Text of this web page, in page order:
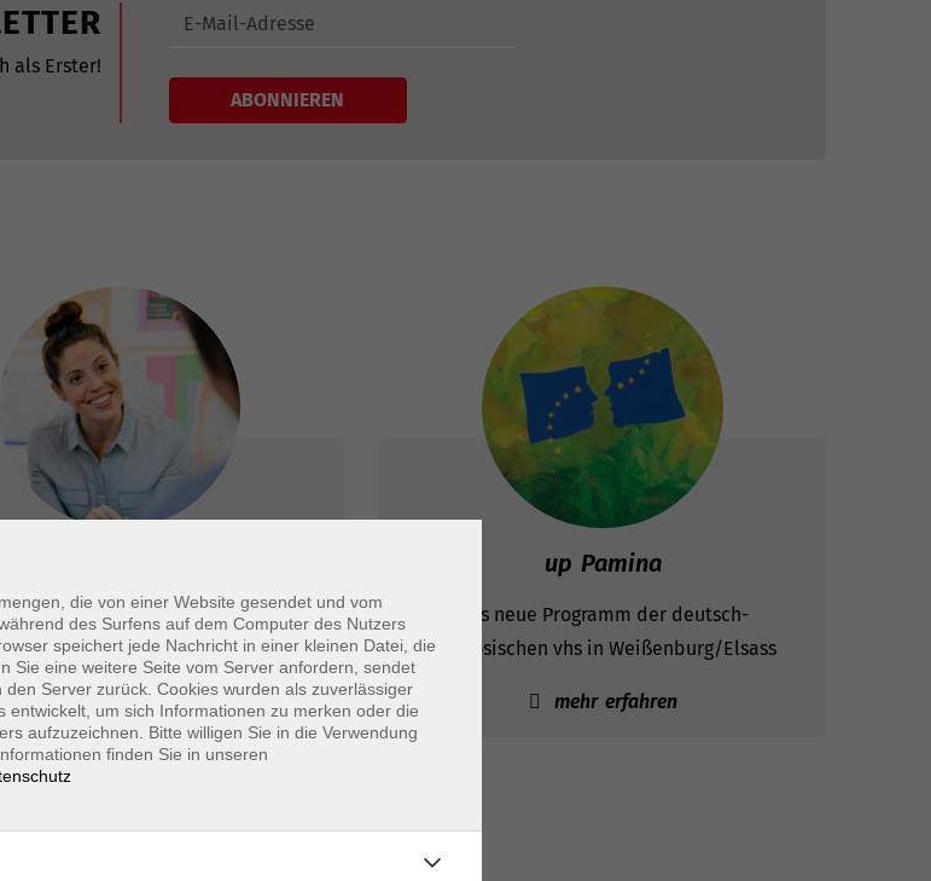
als Erster!
ABONNIEREN
Sie kostenlos, umfassend und
neutral.
mehr erfahren
up Pamina
Das neue Programm der deutsch-
französischen vhs in Weißenburg/Elsass
mehr erfahren
die von einer Website gesendet und vom
des Surfens auf dem Computer des Nutzers
speichert jede Nachricht in einer kleinen Datei, die
Sie eine weitere Seite vom Server anfordern, sendet
den Server zurück. Cookies wurden als zuverlässiger
entwickelt, um sich Informationen zu merken oder die
aufzuzeichnen. Bitte willigen Sie in die Verwendung
finden Sie in unseren